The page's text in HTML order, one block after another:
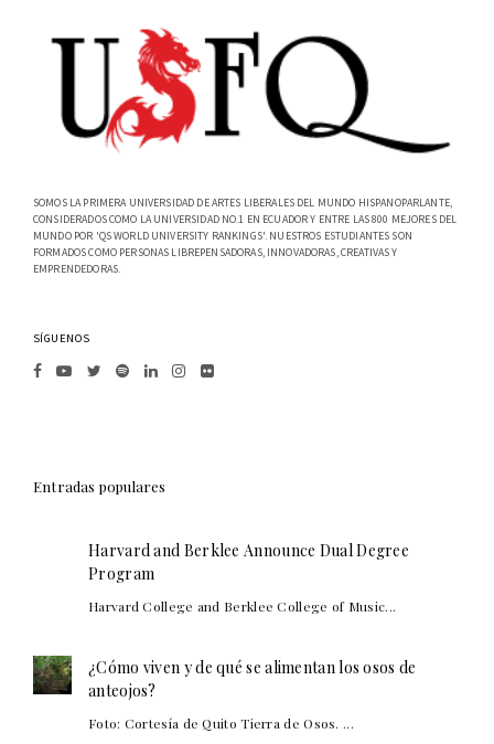
SOMOS LA PRIMERA UNIVERSIDAD DE ARTES LIBERALES DEL MUNDO HISPANOPARLANTE,
CONSIDERADOS COMO LA UNIVERSIDAD NO.1 EN ECUADOR Y ENTRE LAS 800 MEJORES DEL
MUNDO POR 'QS WORLD UNIVERSITY RANKINGS'. NUESTROS ESTUDIANTES SON
FORMADOS COMO PERSONAS LIBREPENSADORAS, INNOVADORAS, CREATIVAS Y
EMPRENDEDORAS.
SÍGUENOS
Entradas populares
Harvard and Berklee Announce Dual Degree
Program
Harvard College and Berklee College of Music...
¿Cómo viven y de qué se alimentan los osos de
anteojos?
Foto: Cortesía de Quito Tierra de Osos. ...